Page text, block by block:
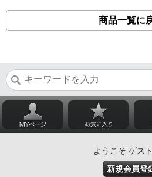
商品一覧に
ようこそ ゲス
新規会員登